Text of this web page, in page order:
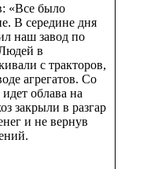
«Все было
В середине дня
наш завод по
в
с тракторов,
агрегатов. Со
облава на
закрыли в разгар
и не вернув